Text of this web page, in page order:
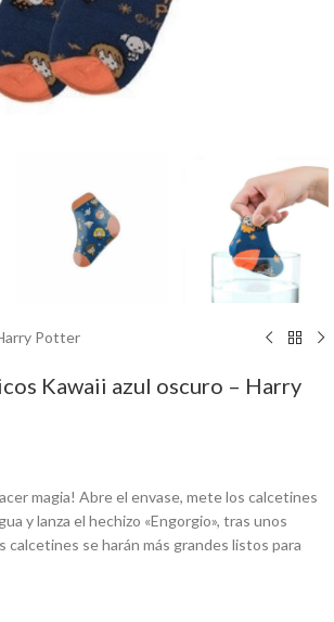
Potter
Kawaii azul oscuro – Harry
magia! Abre el envase, mete los calcetines
y lanza el hechizo «Engorgio», tras unos
calcetines se harán más grandes listos para